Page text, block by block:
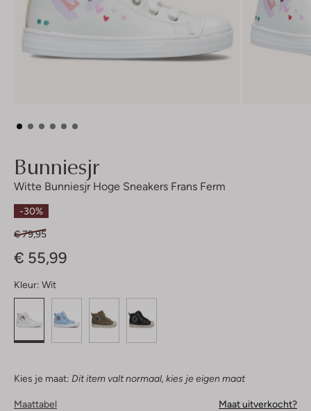
Bunniesjr
Witte Bunniesjr Hoge Sneakers Frans Ferm
-30%
€ 79,95
€ 55,99
Kleur: Wit
Kies je maat: Dit item valt normaal, kies je eigen maat
Maattabel Maat uitverkocht?